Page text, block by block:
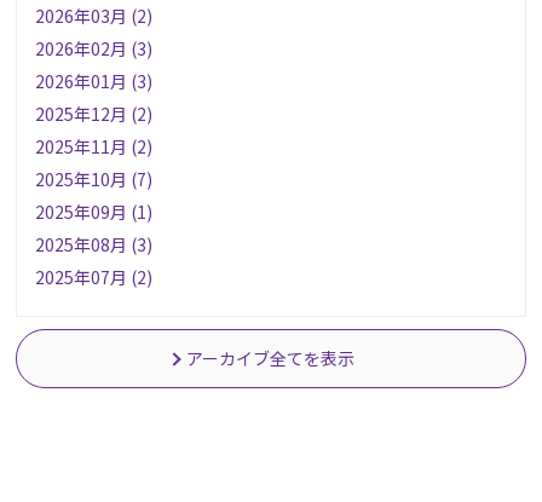
2026年03月 (2)
2026年02月 (3)
2026年01月 (3)
2025年12月 (2)
2025年11月 (2)
2025年10月 (7)
2025年09月 (1)
2025年08月 (3)
2025年07月 (2)
アーカイブ全てを表示